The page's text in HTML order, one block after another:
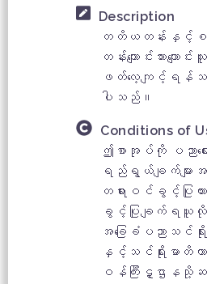
Description
တတိယတန်းနှင့်
တန်းကျောင်းသားကျောင်းသူ
ဖတ်လေ့ကျင့်ရန်သင့်
ပါသည်။
Conditions of
ဤစာအုပ်ကို ပညာရ
ရည်ရွယ်ချက်မျာ
တရားဝင်ခွင့်ပြုထ
ခွင့်ပြုချက်ရယူ
အခြေခံပညာသင်ရို
နှင့်သင်ရိုးမာတိကာ
ဝန်ကြီးဋ္ဌာန